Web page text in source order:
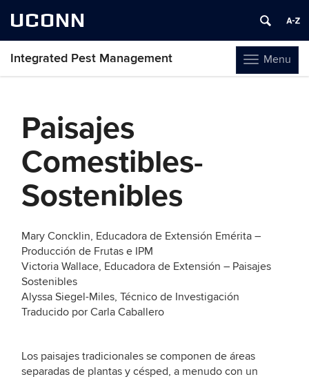
UCONN
Toggle
navigation
Menu
Integrated Pest Management
Paisajes
Comestibles-
Sostenibles
Mary Concklin, Educadora de Extensión Emérita –
Producción de Frutas e IPM
Victoria Wallace, Educadora de Extensión – Paisajes
Sostenibles
Alyssa Siegel-Miles, Técnico de Investigación
Traducido por Carla Caballero
Los paisajes tradicionales se componen de áreas
separadas de plantas y césped, a menudo con un